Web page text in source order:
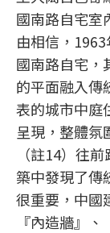
國南路自宅室
由相信，
國南路自宅，
的平面融入傳
表的城市中庭
呈現，整體氛
（註14）往
築中發現了傳
很重要，中國
『內造牆』